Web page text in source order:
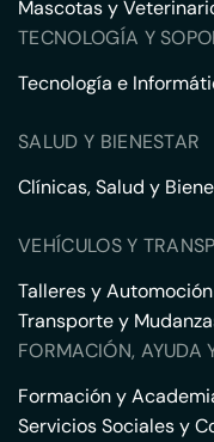
Mascotas y
TECNOLOGÍA Y
Tecnología e
SALUD Y BIENESTAR
Clínicas, Salud y
VEHÍCULOS Y
Talleres y Automoción
Transporte y
FORMACIÓN, AYUDA
Formación y
Servicios Sociales y